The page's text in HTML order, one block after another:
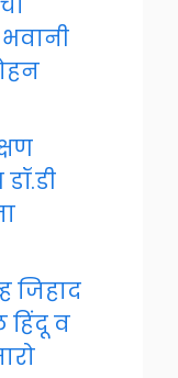
जिहाद
हिंदू व